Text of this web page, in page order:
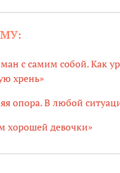
с самим собой. Как
хрень»
опора. В любой
хорошей девочки»